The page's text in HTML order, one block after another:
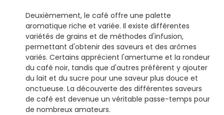
Deuxièmement, le café offre une palette
aromatique riche et variée. Il existe différentes
variétés de grains et de méthodes d'infusion,
permettant d'obtenir des saveurs et des arômes
variés. Certains apprécient l'amertume et la rondeur
du café noir, tandis que d'autres préfèrent y ajouter
du lait et du sucre pour une saveur plus douce et
onctueuse. La découverte des différentes saveurs
de café est devenue un véritable passe-temps pour
de nombreux amateurs.